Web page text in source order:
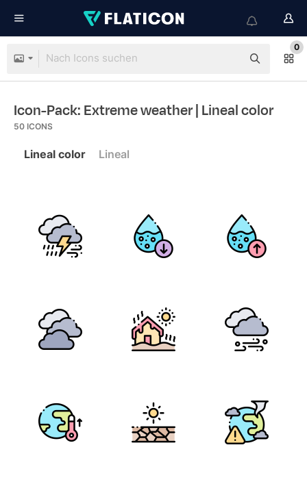
0
Icon-Pack: Extreme weather| Lineal color
50 ICONS
Lineal color Lineal